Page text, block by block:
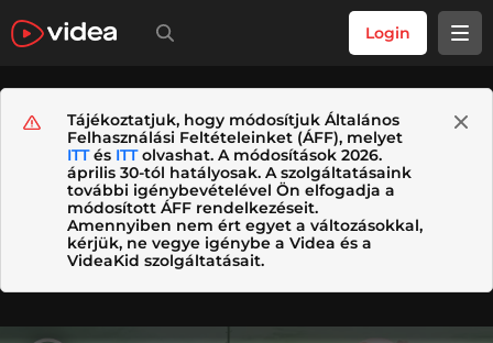
Login
Tájékoztatjuk, hogy módosítjuk Általános
Felhasználási Feltételeinket (ÁFF), melyet
ITTés ITTolvashat. A módosítások 2026.
április 30-tól hatályosak. A szolgáltatásaink
további igénybevételével Ön elfogadja a
módosított ÁFF rendelkezéseit.
Amennyiben nem ért egyet a változásokkal,
kérjük, ne vegye igénybe a Videa és a
VideaKid szolgáltatásait.